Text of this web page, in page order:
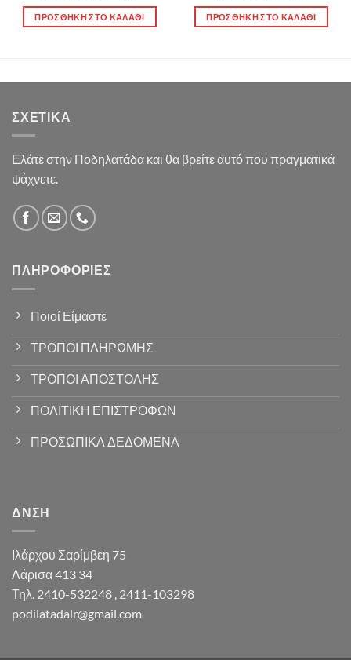
ΠΡΟΣΘΉΚΗ ΣΤΟ ΚΑΛΆΘΙ ΠΡΟΣΘΉΚΗ ΣΤΟ ΚΑΛΆΘΙ
ΣΧΕΤΙΚΆ
Ελάτε στην Ποδηλατάδα και θα βρείτε αυτό που πραγματικά
ψάχνετε.
ΠΛΗΡΟΦΟΡΊΕΣ
Ποιοί Είμαστε
ΤΡΟΠΟΙ ΠΛΗΡΩΜΗΣ
ΤΡΟΠΟΙ ΑΠΟΣΤΟΛΗΣ
ΠΟΛΙΤΙΚΗ ΕΠΙΣΤΡΟΦΩΝ
ΠΡΟΣΩΠΙΚΑ ΔΕΔΟΜΕΝΑ
ΔΝΣΗ
Ιλάρχου Σαρίμβεη 75
Λάρισα 413 34
Τηλ. 2410-532248 , 2411-103298
podilatadalr@gmail.com